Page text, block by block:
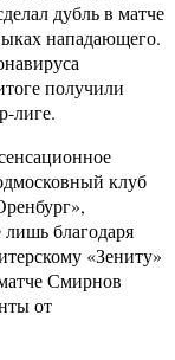
дубль в матче
нападающего.
получили
лиге.
клуб
благодаря
«Зениту»
Смирнов
от